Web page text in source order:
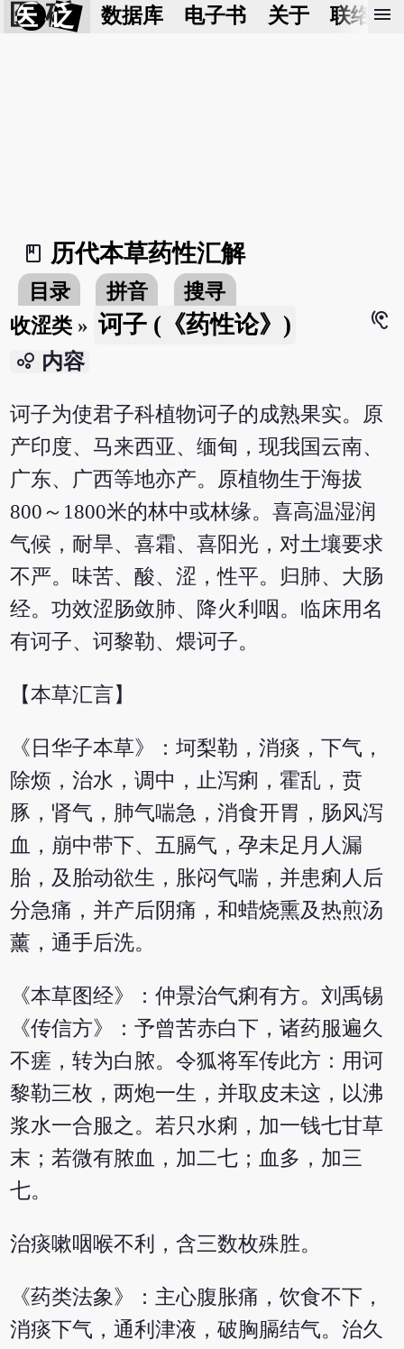
医 砭 数据库 电子书 关于 联络我
menu
book_2
历代本草药性汇解
目录 拼音
搜寻
收涩类 » 诃子 (《药性论》)
hearing
bubble_chart 内容
诃子为使君子科植物诃子的成熟果实。原
产印度、马来西亚、缅甸，现我国云南、
广东、广西等地亦产。原植物生于海拔
800～1800米的林中或林缘。喜高温湿润
气候，耐旱、喜霜、喜阳光，对土壤要求
不严。味苦、酸、涩，性平。归肺、大肠
经。功效涩肠敛肺、降火利咽。临床用名
有诃子、诃黎勒、煨诃子。
【本草汇言】
《日华子本草》：坷梨勒，消痰，下气，
除烦，治水，调中，止泻痢，霍乱，贲
豚，肾气，肺气喘急，消食开胃，肠风泻
血，崩中带下、五膈气，孕未足月人漏
胎，及胎动欲生，胀闷气喘，并患痢人后
分急痛，并产后阴痛，和蜡烧熏及热煎汤
薰，通手后洗。
《本草图经》：仲景治气痢有方。刘禹锡
《传信方》：予曾苦赤白下，诸药服遍久
不瘥，转为白脓。令狐将军传此方：用诃
黎勒三枚，两炮一生，并取皮未这，以沸
浆水一合服之。若只水痢，加一钱七甘草
末；若微有脓血，加二七；血多，加三
七。
治痰嗽咽喉不利，含三数枚殊胜。
《药类法象》：主心腹胀痛，饮食不下，
消痰下气，通利津液，破胸膈结气。治久